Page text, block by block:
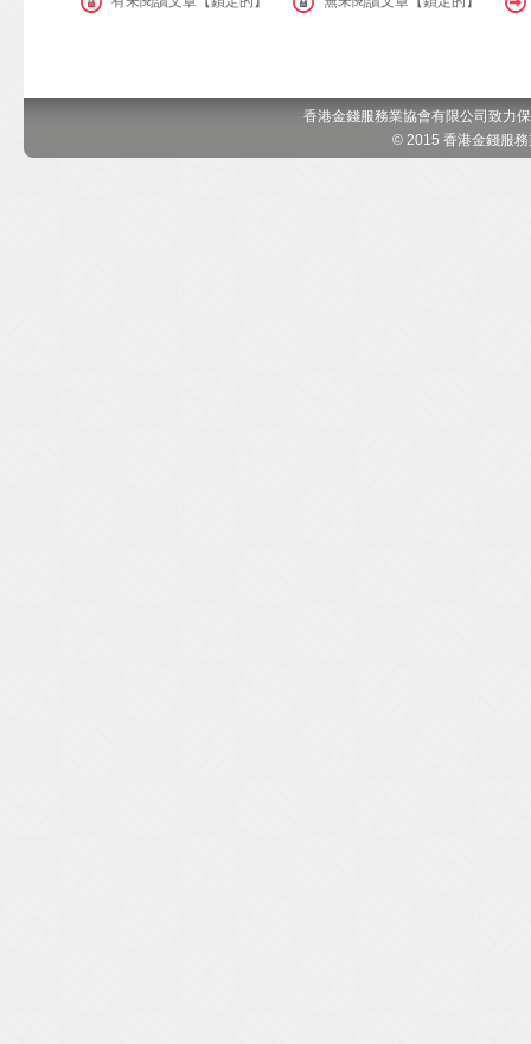
香港金錢服務業協會有限公司致力
© 2015 香港金錢服